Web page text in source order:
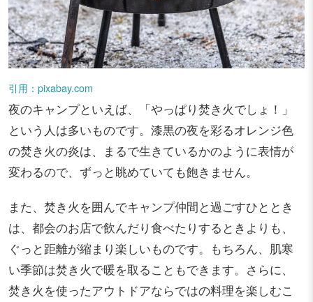
引用：pixabay.com
夜のキャンプといえば、「やっぱり焚き火でしょ！」
という人は多いものです。漆黒の夜を彩るオレンジ色
の焚き火の炎は、まるで生きているかのように表情が
変わるので、ずっと眺めていても飽きません。
また、焚き火を囲んでキャンプ仲間と過ごすひととき
は、都会のお店で飲んだり食べたりするときよりも、
ぐっと距離が縮まり楽しいものです。もちろん、肌寒
い季節は焚き火で暖を取ることもできます。さらに、
焚き火を使ったアウトドアならではの料理を楽しむこ